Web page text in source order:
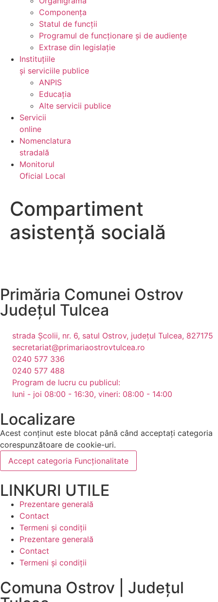
Componența
Statul de funcții
Programul de funcționare și de audiențe
Extrase din legislație
Instituțiile
și serviciile publice
ANPIS
Educația
Alte servicii publice
Servicii
online
Nomenclatura
stradală
Monitorul
Oficial Local
Compartiment
asistență socială
Primăria Comunei Ostrov
Județul Tulcea
strada Școlii, nr. 6, satul Ostrov, județul Tulcea, 827175
secretariat@primariaostrovtulcea.ro
0240 577 336
0240 577 488
Program de lucru cu publicul:
luni - joi 08:00 - 16:30, vineri: 08:00 - 14:00
Localizare
Acest conținut este blocat până când acceptați categoria
corespunzătoare de cookie-uri.
Accept categoria Funcționalitate
LINKURI UTILE
Prezentare generală
Contact
Termeni și condiții
Prezentare generală
Contact
Termeni și condiții
Comuna Ostrov | Județul